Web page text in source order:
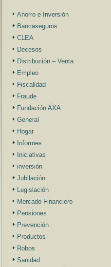
Ahorro e Inversión
Bancaseguros
CLEA
Decesos
Distribución – Venta
Empleo
Fiscalidad
Fraude
Fundación AXA
General
Hogar
Informes
Iniciativas
inversión
Jubilación
Legislación
Mercado Financiero
Pensiones
Prevención
Productos
Robos
Sanidad